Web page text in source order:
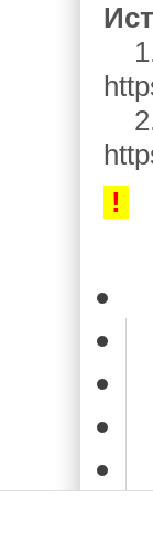
1.
2.
!